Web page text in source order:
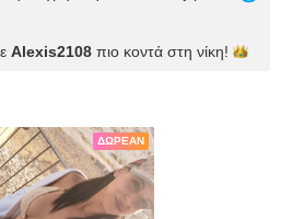
Alexis2108 πιο κοντά στη νίκη!
ΔΩΡΕΆΝ